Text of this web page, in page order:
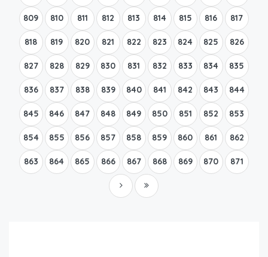
809 810 811 812 813 814 815 816 817
818 819 820 821 822 823 824 825 826
827 828 829 830 831 832 833 834 835
836 837 838 839 840 841 842 843 844
845 846 847 848 849 850 851 852 853
854 855 856 857 858 859 860 861 862
863 864 865 866 867 868 869 870 871